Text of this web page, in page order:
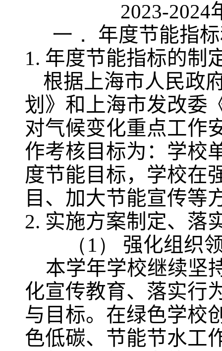
2023-2024
一． 年度节能指
1. 年度节能指标的制
根据上海市人民政
划》和上海市发改委
对气候变化重点工作
作考核目标为：学校
度节能目标，学校在
目、加大节能宣传等
2. 实施方案制定、落
（1） 强化组织
本学年学校继续坚
化宣传教育、落实行
与目标。在绿色学校
色低碳、节能节水工